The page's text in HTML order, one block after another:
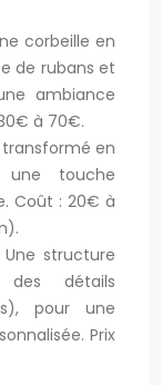
corbeille en
de rubans et
ambiance
à 70€.
en
touche
Coût : 20€ à
Une structure
détails
pour une
Prix